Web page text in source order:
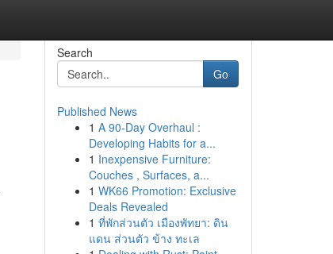
Search
Go
Published News
1 A 90-Day Overhaul :
Developing Habits for a...
1 Inexpensive Furniture:
Couches , Surfaces, a...
1 WK66 Promotion: Exclusive
Deals Revealed
1 ที่พักส่วนตัว เมืองพัทยา: ดิน
แดน ส่วนตัว ข้าง ทะเล